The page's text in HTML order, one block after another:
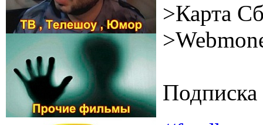
>Карта
Подписка